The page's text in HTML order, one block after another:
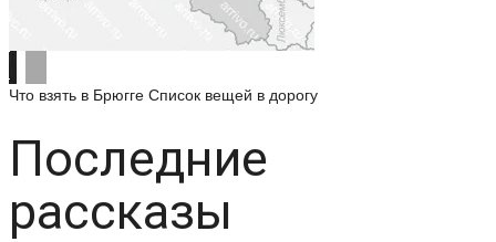
Что взять в Брюгге Список вещей в дорогу
Последние
рассказы